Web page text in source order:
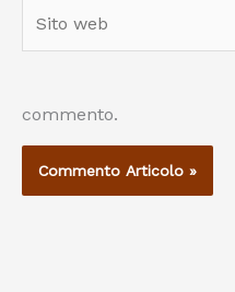
web
commento.